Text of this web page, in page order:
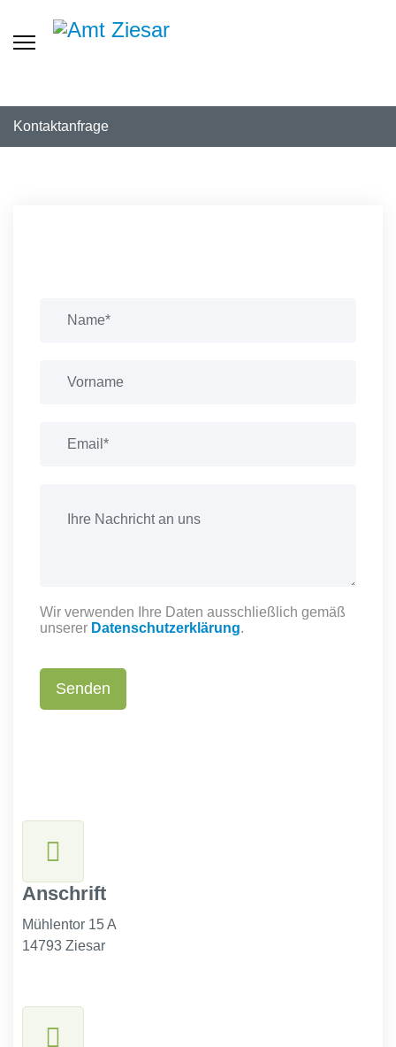
Kontaktanfrage
Wir verwenden Ihre Daten ausschließlich gemäß
unserer Datenschutzerklärung.
Senden
Anschrift
Mühlentor 15 A
14793 Ziesar